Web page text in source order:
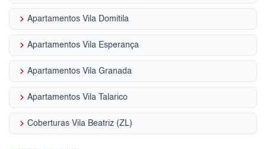
keyboard_arrow_right Apartamentos Vila Domitila
keyboard_arrow_right Apartamentos Vila Esperança
keyboard_arrow_right Apartamentos Vila Granada
keyboard_arrow_right Apartamentos Vila Talarico
keyboard_arrow_right Coberturas Vila Beatriz (ZL)